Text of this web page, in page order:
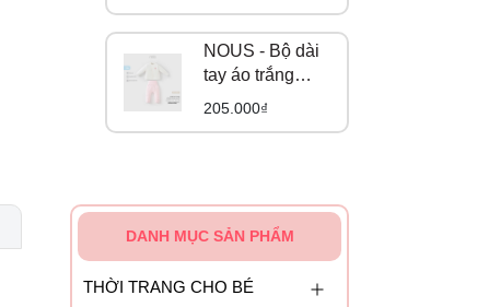
NOUS - Bộ dài
tay áo trắng
phối quần hồng
205.000₫
DANH MỤC SẢN PHẨM
THỜI TRANG CHO BÉ